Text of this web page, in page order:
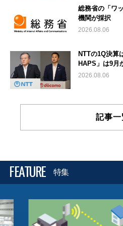
総務省の「ワ
機関が採択
2026.08.06
NTTの1Q決
HAPS」は9月
2026.08.06
記事一
FEATURE 特集